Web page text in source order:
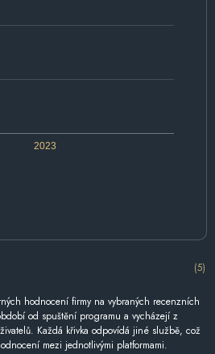
2023
(5)
hodnocení firmy na vybraných recenzních
od spuštění programu a vycházejí z
Každá křivka odpovídá jiné službě, což
mezi jednotlivými platformami.